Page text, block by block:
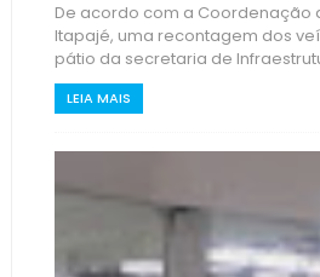
De acordo com a Coordenação
Itapajé, uma recontagem dos
pátio da secretaria de
LEIA MAIS